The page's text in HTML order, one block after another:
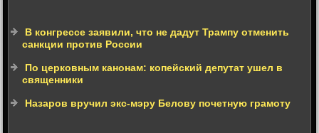
В конгрессе заявили, что не дадут Трампу отменить
санкции против России
По церковным канонам: копейский депутат ушел в
священники
Назаров вручил экс-мэру Белову почетную грамоту